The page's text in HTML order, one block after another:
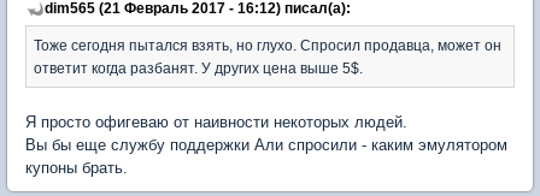
dim565 (21 Февраль 2017 - 16:12) писал(а):
Тоже сегодня пытался взять, но глухо. Спросил продавца, может он
ответит когда разбанят. У других цена выше 5$.
Я просто офигеваю от наивности некоторых людей.
Вы бы еще службу поддержки Али спросили - каким эмулятором
купоны брать.